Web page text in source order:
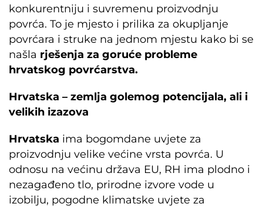
konkurentniju i suvremenu proizvodnju
povrća. To je mjesto i prilika za okupljanje
povrćara i struke na jednom mjestu kako bi se
našla rješenja za goruće probleme
hrvatskog povrćarstva.
Hrvatska – zemlja golemog potencijala, ali i
velikih izazova
Hrvatska ima bogomdane uvjete za
proizvodnju velike većine vrsta povrća. U
odnosu na većinu država EU, RH ima plodno i
nezagađeno tlo, prirodne izvore vode u
izobilju, pogodne klimatske uvjete za